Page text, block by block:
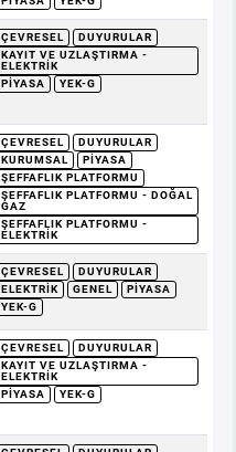
ÇEVRESEL
DUYURULAR
KAYIT VE UZLAŞTIRMA -
ELEKTRIK
PIYASA
YEK-G
ÇEVRESEL
DUYURULAR
KURUMSAL
PIYASA
ŞEFFAFLIK PLATFORMU
ŞEFFAFLIK PLATFORMU - DOĞAL
GAZ
ŞEFFAFLIK PLATFORMU -
ELEKTRIK
ÇEVRESEL
DUYURULAR
ELEKTRIK
GENEL
PIYASA
YEK-G
ÇEVRESEL
DUYURULAR
KAYIT VE UZLAŞTIRMA -
ELEKTRIK
PIYASA
YEK-G